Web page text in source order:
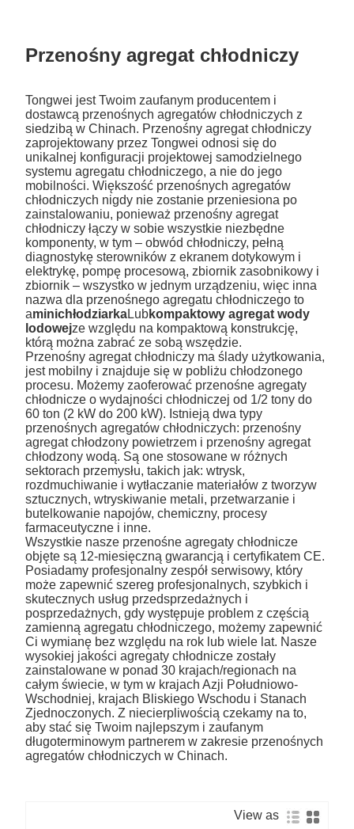
Przenośny agregat chłodniczy
Tongwei jest Twoim zaufanym producentem i
dostawcą przenośnych agregatów chłodniczych z
siedzibą w Chinach. Przenośny agregat chłodniczy
zaprojektowany przez Tongwei odnosi się do
unikalnej konfiguracji projektowej samodzielnego
systemu agregatu chłodniczego, a nie do jego
mobilności. Większość przenośnych agregatów
chłodniczych nigdy nie zostanie przeniesiona po
zainstalowaniu, ponieważ przenośny agregat
chłodniczy łączy w sobie wszystkie niezbędne
komponenty, w tym – obwód chłodniczy, pełną
diagnostykę sterowników z ekranem dotykowym i
elektrykę, pompę procesową, zbiornik zasobnikowy i
zbiornik – wszystko w jednym urządzeniu, więc inna
nazwa dla przenośnego agregatu chłodniczego to
aminichłodziarkaLubkompaktowy agregat wody
lodowejze względu na kompaktową konstrukcję,
którą można zabrać ze sobą wszędzie.
Przenośny agregat chłodniczy ma ślady użytkowania,
jest mobilny i znajduje się w pobliżu chłodzonego
procesu. Możemy zaoferować przenośne agregaty
chłodnicze o wydajności chłodniczej od 1/2 tony do
60 ton (2 kW do 200 kW). Istnieją dwa typy
przenośnych agregatów chłodniczych: przenośny
agregat chłodzony powietrzem i przenośny agregat
chłodzony wodą. Są one stosowane w różnych
sektorach przemysłu, takich jak: wtrysk,
rozdmuchiwanie i wytłaczanie materiałów z tworzyw
sztucznych, wtryskiwanie metali, przetwarzanie i
butelkowanie napojów, chemiczny, procesy
farmaceutyczne i inne.
Wszystkie nasze przenośne agregaty chłodnicze
objęte są 12-miesięczną gwarancją i certyfikatem CE.
Posiadamy profesjonalny zespół serwisowy, który
może zapewnić szereg profesjonalnych, szybkich i
skutecznych usług przedsprzedażnych i
posprzedażnych, gdy występuje problem z częścią
zamienną agregatu chłodniczego, możemy zapewnić
Ci wymianę bez względu na rok lub wiele lat. Nasze
wysokiej jakości agregaty chłodnicze zostały
zainstalowane w ponad 30 krajach/regionach na
całym świecie, w tym w krajach Azji Południowo-
Wschodniej, krajach Bliskiego Wschodu i Stanach
Zjednoczonych. Z niecierpliwością czekamy na to,
aby stać się Twoim najlepszym i zaufanym
długoterminowym partnerem w zakresie przenośnych
agregatów chłodniczych w Chinach.
View as